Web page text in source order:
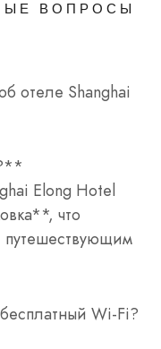
ВОПРОСЫ
отеле Shanghai
Elong Hotel
что
путешествующим
Wi-Fi?